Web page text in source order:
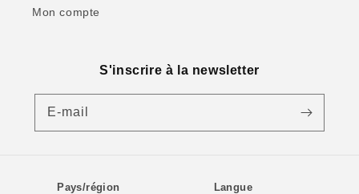
Mon compte
S'inscrire à la newsletter
E-mail
Pays/région Langue